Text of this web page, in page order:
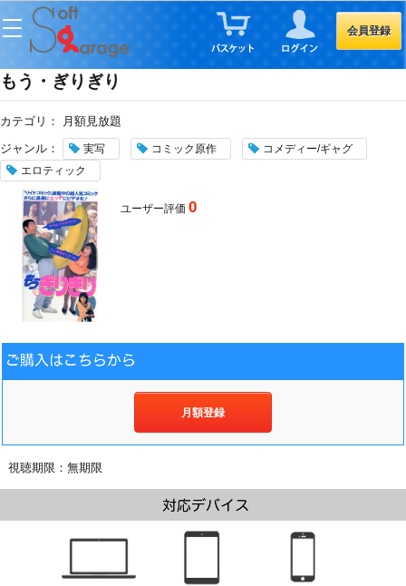
会員登録
もう・ぎりぎり
カテゴリ：
月額見放題
ジャンル：
実写 コミック原作
コメディー/ギャグ
エロティック
ユーザー評価0
月額登録
視聴期限：無期限